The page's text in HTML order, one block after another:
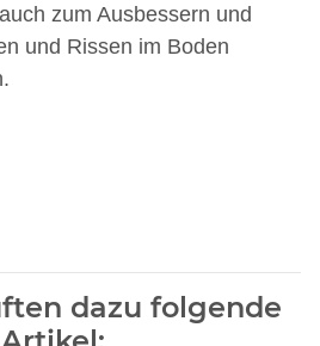
zum Ausbessern und
und Rissen im Boden
dazu folgende